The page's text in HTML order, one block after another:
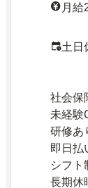
月給
土日
社会保
未経験
研修あ
即日払
シフト
長期休